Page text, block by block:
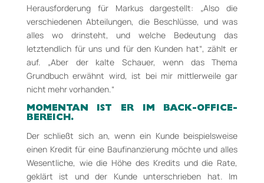
Herausforderung für Markus dargestellt: „Also die
verschiedenen Abteilungen, die Beschlüsse, und was
alles wo drinsteht, und welche Bedeutung das
letztendlich für uns und für den Kunden hat“, zählt er
auf. „Aber der kalte Schauer, wenn das Thema
Grundbuch erwähnt wird, ist bei mir mittlerweile gar
nicht mehr vorhanden.“
MOMENTAN IST ER IM BACK­-OFFICE-
BEREICH.
Der schließt sich an, wenn ein Kunde beispielsweise
einen Kredit für eine Baufinanzierung möchte und alles
Wesentliche, wie die Höhe des Kredits und die Rate,
geklärt ist und der Kunde unterschrieben hat. Im